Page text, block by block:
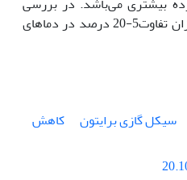
بازده سیکل‌های مورد نظر، میزان تفاوت5-20 درصد در دماهای
سیکل گازی برایتون
کاهش